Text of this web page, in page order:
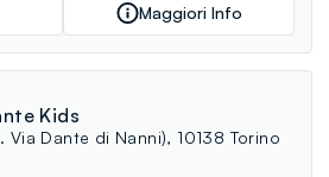
Maggiori Info
Kids
Via Dante di Nanni), 10138 Torino